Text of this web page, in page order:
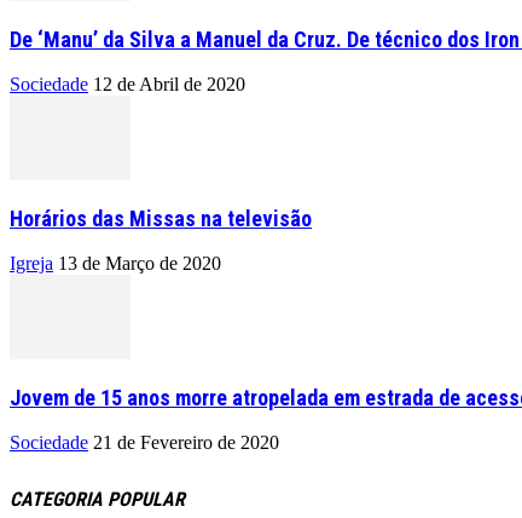
De ‘Manu’ da Silva a Manuel da Cruz. De técnico dos
Sociedade 12 de Abril de 2020
Horários das Missas na televisão
Igreja 13 de Março de 2020
Jovem de 15 anos morre atropelada em estrada de
Sociedade 21 de Fevereiro de 2020
CATEGORIA POPULAR